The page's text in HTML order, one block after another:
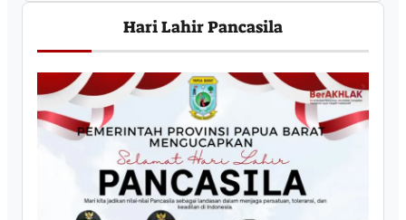
Hari Lahir Pancasila